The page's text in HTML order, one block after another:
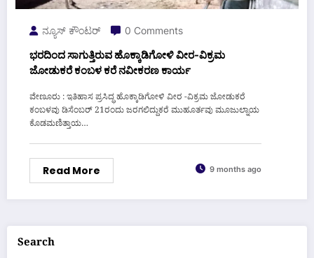
ನ್ಯೂಸ್ ಕೌಂಟರ್ 0 Comments
ಭರದಿಂದ ಸಾಗುತ್ತಿರುವ ಹೊಕ್ಕಾಡಿಗೋಳಿ ವೀರ-ವಿಕ್ರಮ
ಜೋಡುಕರೆ ಕಂಬಳ ಕರೆ ನವೀಕರಣ ಕಾರ್ಯ
ವೇಣೂರು : ಇತಿಹಾಸ ಪ್ರಸಿದ್ಧ ಹೊಕ್ಕಾಡಿಗೋಳಿ ವೀರ -ವಿಕ್ರಮ ಜೋಡುಕರೆ
ಕಂಬಳವು ಡಿಸೆಂಬರ್ 21ರಂದು ಜರಗಲಿದ್ದುಕರೆ ಮುಹೂರ್ತವು ಮೂಜುಲ್ನಾಯ
ಕೊಡಮಣಿತ್ತಾಯ…
Read More 9 months ago
Search